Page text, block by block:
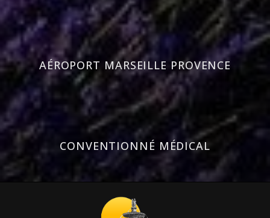
AÉROPORT MARSEILLE PROVENCE
CONVENTIONNÉ MÉDICAL